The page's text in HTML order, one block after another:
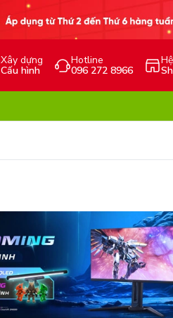
Xây dựng
Cấu hình
Hotline
096 272 8966